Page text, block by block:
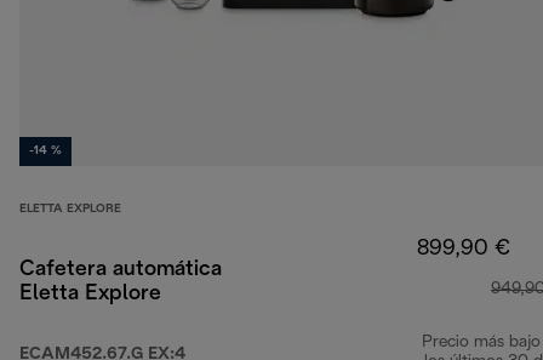
-14 %
ELETTA EXPLORE
Cafetera automática
Eletta Explore
ECAM452.67.G EX:4
899,90 €
Precio más bajo